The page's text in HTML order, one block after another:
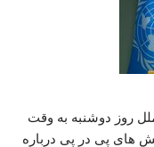
روز دوشنبه به وقت
های پی در پی درباره